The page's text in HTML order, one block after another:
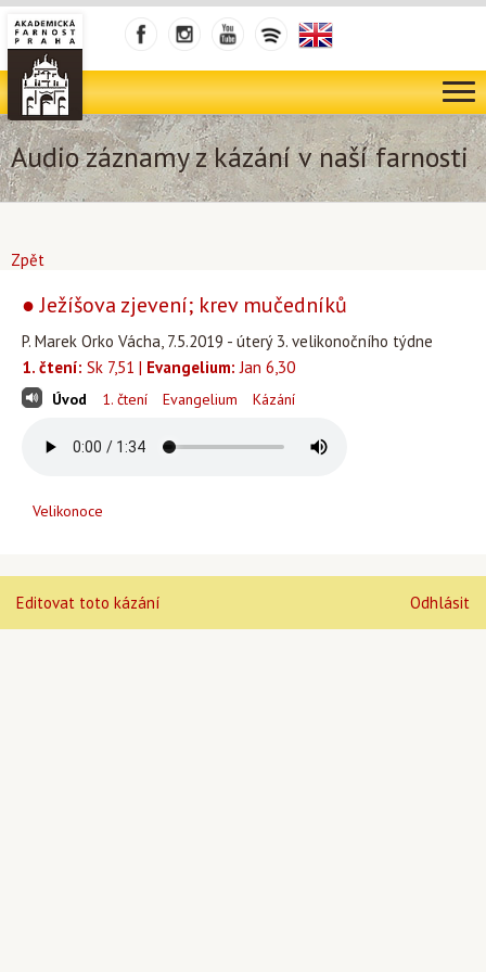
Audio záznamy z kázání v naší farnosti
Zpět
● Ježíšova zjevení; krev mučedníků
P. Marek Orko Vácha, 7.5.2019 - úterý 3. velikonočního týdne
1. čtení: Sk 7,51 | Evangelium: Jan 6,30
Úvod 1. čtení Evangelium Kázání
Velikonoce
Editovat toto kázání Odhlásit